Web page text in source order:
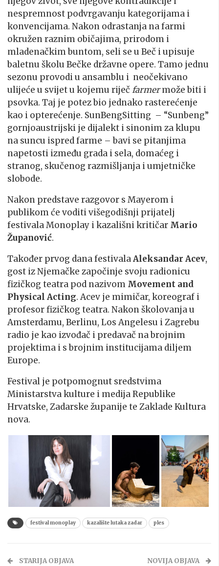
nespremnost podvrgavanju kategorijama i
konvencijama. Nakon odrastanja na farmi
okružen raznim običajima, prirodom i
mladenačkim buntom, seli se u Beč i upisuje
baletnu školu Bečke državne opere. Tamo jednu
sezonu provodi u ansamblu i neočekivano
ulijeće u svijet u kojemu riječ farmermože biti i
psovka. Taj je potez bio jednako rasterećenje
kao i opterećenje. SunBengSitting – “Sunbeng”
gornjoaustrijski je dijalekt i sinonim za klupu
na suncu ispred farme – bavi se pitanjima
napetosti između grada i sela, domaćeg i
stranog, skučenog razmišljanja i umjetničke
slobode.
Nakon predstave razgovor s Mayerom i
publikom će voditi višegodišnji prijatelj
festivala Monoplay i kazališni kritičar Mario
Županović.
Također prvog dana festivalaAleksandar Acev,
gost iz Njemačke započinje svoju radionicu
fizičkog teatra pod nazivom Movement and
Physical Acting. Acev je mimičar, koreograf i
profesor fizičkog teatra. Nakon školovanja u
Amsterdamu, Berlinu, Los Angelesu i Zagrebu
radio je kao izvođač i predavač na brojnim
projektima i s brojnim institucijama diljem
Europe.
Festival je potpomognut sredstvima
Ministarstva kulture i medija Republike
Hrvatske, Zadarske županije te Zaklade Kultura
nova.
festival monoplay kazalište lutaka zadar ples
STARIJA OBJAVA NOVIJA OBJAVA